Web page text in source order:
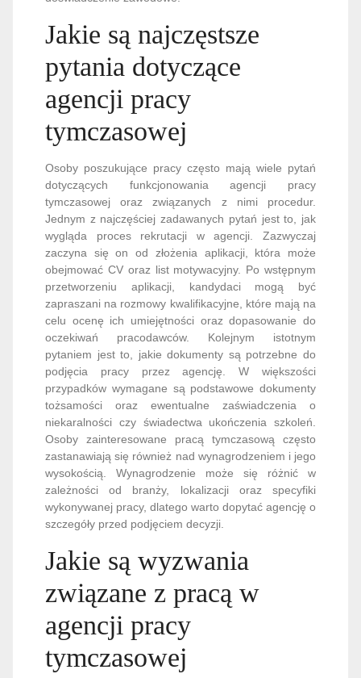
Jakie są najczęstsze
pytania dotyczące
agencji pracy
tymczasowej
Osoby poszukujące pracy często mają wiele pytań
dotyczących funkcjonowania agencji pracy
tymczasowej oraz związanych z nimi procedur.
Jednym z najczęściej zadawanych pytań jest to, jak
wygląda proces rekrutacji w agencji. Zazwyczaj
zaczyna się on od złożenia aplikacji, która może
obejmować CV oraz list motywacyjny. Po wstępnym
przetworzeniu aplikacji, kandydaci mogą być
zapraszani na rozmowy kwalifikacyjne, które mają na
celu ocenę ich umiejętności oraz dopasowanie do
oczekiwań pracodawców. Kolejnym istotnym
pytaniem jest to, jakie dokumenty są potrzebne do
podjęcia pracy przez agencję. W większości
przypadków wymagane są podstawowe dokumenty
tożsamości oraz ewentualne zaświadczenia o
niekaralności czy świadectwa ukończenia szkoleń.
Osoby zainteresowane pracą tymczasową często
zastanawiają się również nad wynagrodzeniem i jego
wysokością. Wynagrodzenie może się różnić w
zależności od branży, lokalizacji oraz specyfiki
wykonywanej pracy, dlatego warto dopytać agencję o
szczegóły przed podjęciem decyzji.
Jakie są wyzwania
związane z pracą w
agencji pracy
tymczasowej